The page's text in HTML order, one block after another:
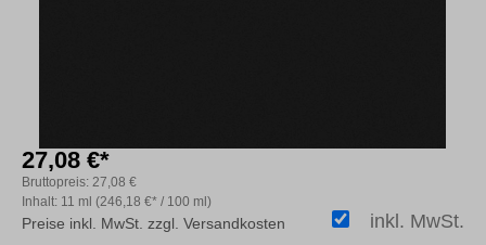
27,08 €*
Inhalt: 11 ml (246,18 €* / 100 ml)
Bruttopreis: 27,08 €
inkl. MwSt.
Preise inkl. MwSt. zzgl. Versandkosten